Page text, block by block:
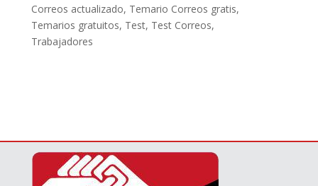
Correos actualizado, Temario Correos gratis,
Temarios gratuitos, Test, Test Correos,
Trabajadores